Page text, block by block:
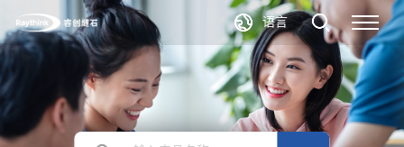
语言